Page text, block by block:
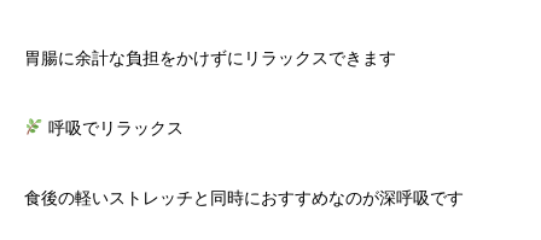
胃腸に余計な負担をかけずにリラックスできます
呼吸でリラックス
食後の軽いストレッチと同時におすすめなのが深呼吸です